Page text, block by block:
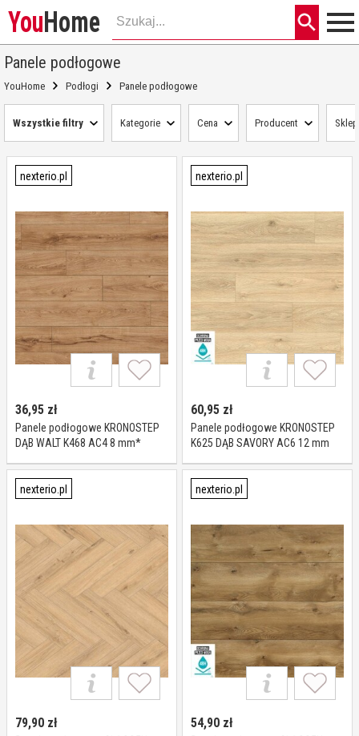
YouHome
Panele podłogowe
YouHome Podłogi Panele podłogowe
Wszystkie filtry Kategorie Cena Producent Sklep
nexterio.pl
36,95 zł
Panele podłogowe KRONOSTEP
DĄB WALT K468 AC4 8 mm*
nexterio.pl
60,95 zł
Panele podłogowe KRONOSTEP
K625 DĄB SAVORY AC6 12 mm
nexterio.pl
79,90 zł
nexterio.pl
54,90 zł